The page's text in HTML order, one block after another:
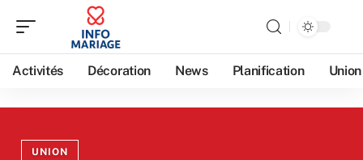
Activités Décoration News Planification Union
UNION